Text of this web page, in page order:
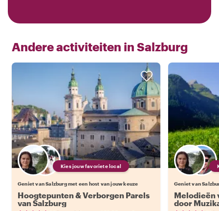
Andere activiteiten in Salzburg
Kies jouw favoriete local
Geniet van Salzburg met een host van jouw keuze
Hoogtepunten & Verborgen Parels
van Salzburg
Geniet van
Melodieën
door